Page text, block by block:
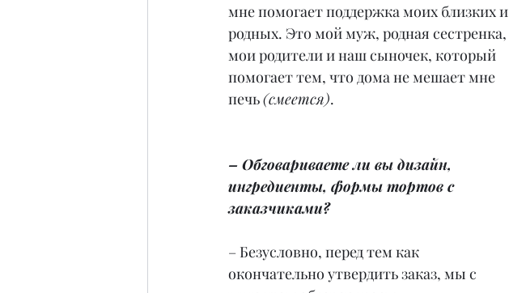
мне помогает поддержка моих близких и
родных. Это мой муж, родная сестренка,
мои родители и наш сыночек, который
помогает тем, что дома не мешает мне
печь (смеется).
– Обговариваете ли вы дизайн,
ингредиенты, формы тортов с
заказчиками?
– Безусловно, перед тем как
окончательно утвердить заказ, мы с